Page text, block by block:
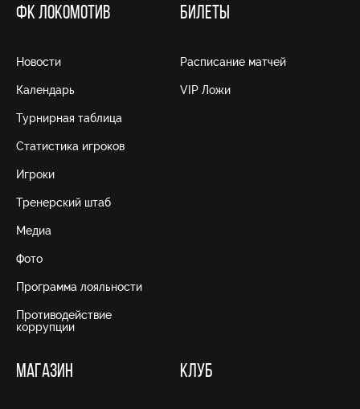
ФК ЛОКОМОТИВ
Новости
Календарь
Турнирная таблица
Статистика игроков
Игроки
Тренерский штаб
Медиа
Фото
Программа лояльности
Противодействие
коррупции
БИЛЕТЫ
Расписание матчей
VIP Ложи
МАГАЗИН КЛУБ